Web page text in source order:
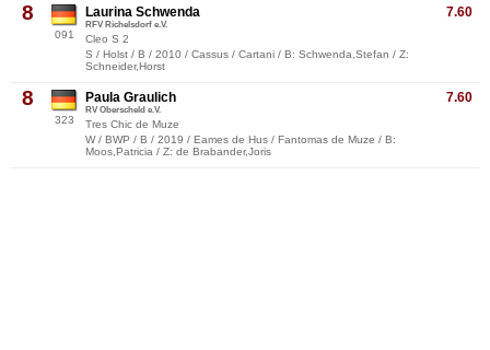
8
091
7.60
Laurina Schwenda
RFV Richelsdorf e.V.
Cleo S 2
S / Holst / B / 2010 / Cassus / Cartani / B: Schwenda,Stefan / Z:
Schneider,Horst
8
323
7.60
Paula Graulich
RV Oberscheld e.V.
Tres Chic de Muze
W / BWP / B / 2019 / Eames de Hus / Fantomas de Muze / B:
Moos,Patricia / Z: de Brabander,Joris